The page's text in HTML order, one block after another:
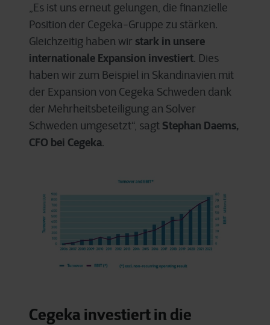
„Es ist uns erneut gelungen, die finanzielle
Position der Cegeka-Gruppe zu stärken.
Gleichzeitig haben wir stark in unsere
internationale Expansion investiert. Dies
haben wir zum Beispiel in Skandinavien mit
der Expansion von Cegeka Schweden dank
der Mehrheitsbeteiligung an Solver
Schweden umgesetzt“, sagt Stephan Daems,
CFO bei Cegeka.
Cegeka investiert in die